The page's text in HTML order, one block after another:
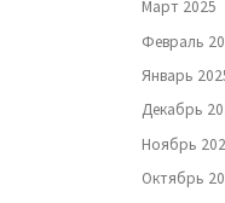
Март 2025
Февраль
Январь
Декабрь
Ноябрь
Октябрь